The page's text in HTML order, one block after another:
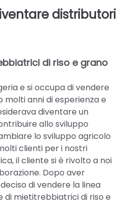
distributori
di riso e grano
e si occupa di vendere
molti anni di esperienza e
diventare un
allo sviluppo
lo sviluppo agricolo
clienti per i nostri
il cliente si è rivolto a noi
Dopo aver
di vendere la linea
mietitrebbiatrici di riso e